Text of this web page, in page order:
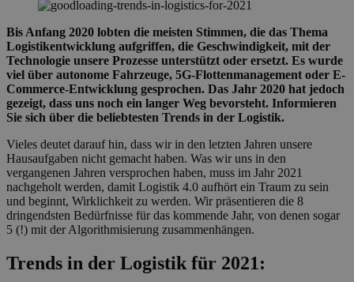
Bis Anfang 2020 lobten die meisten Stimmen, die das Thema
Logistikentwicklung aufgriffen, die Geschwindigkeit, mit der
Technologie unsere Prozesse unterstützt oder ersetzt. Es wurde
viel über autonome Fahrzeuge, 5G-Flottenmanagement oder E-
Commerce-Entwicklung gesprochen. Das Jahr 2020 hat jedoch
gezeigt, dass uns noch ein langer Weg bevorsteht. Informieren
Sie sich über die beliebtesten Trends in der Logistik.
Vieles deutet darauf hin, dass wir in den letzten Jahren unsere
Hausaufgaben nicht gemacht haben. Was wir uns in den
vergangenen Jahren versprochen haben, muss im Jahr 2021
nachgeholt werden, damit Logistik 4.0 aufhört ein Traum zu sein
und beginnt, Wirklichkeit zu werden. Wir präsentieren die 8
dringendsten Bedürfnisse für das kommende Jahr, von denen sogar
5 (!) mit der Algorithmisierung zusammenhängen.
Trends in der Logistik für 2021: